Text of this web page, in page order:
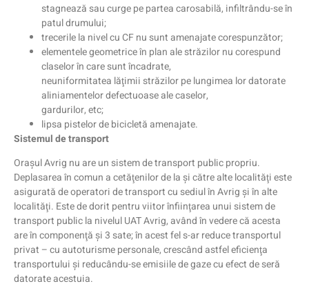
stagnează sau curge pe partea carosabilă, infiltrându-se în
patul drumului;
trecerile la nivel cu CF nu sunt amenajate corespunzător;
elementele geometrice în plan ale străzilor nu corespund
claselor în care sunt încadrate,
neuniformitatea lăţimii străzilor pe lungimea lor datorate
aliniamentelor defectuoase ale caselor,
gardurilor, etc;
lipsa pistelor de bicicletă amenajate.
Sistemul de transport
Oraşul Avrig nu are un sistem de transport public propriu.
Deplasarea în comun a cetăţenilor de la şi către alte localităţi este
asigurată de operatori de transport cu sediul în Avrig şi în alte
localităţi. Este de dorit pentru viitor înfiinţarea unui sistem de
transport public la nivelul UAT Avrig, având în vedere că acesta
are în componenţă şi 3 sate; în acest fel s-ar reduce transportul
privat – cu autoturisme personale, crescând astfel eficienţa
transportului şi reducându-se emisiile de gaze cu efect de seră
datorate acestuia.